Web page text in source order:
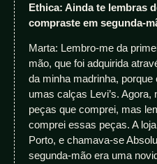
Ethica: Ainda te lembras
compraste em segunda-
Marta: Lembro-me da
mão, que foi adquirida
da minha madrinha,
umas calças Levi’s.
peças que comprei, mas
comprei essas peças. A
Porto, e chamava-se
segunda-mão era uma